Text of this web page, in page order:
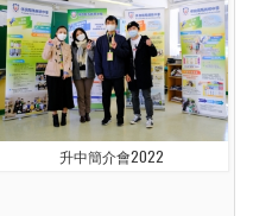
升中簡介會2022